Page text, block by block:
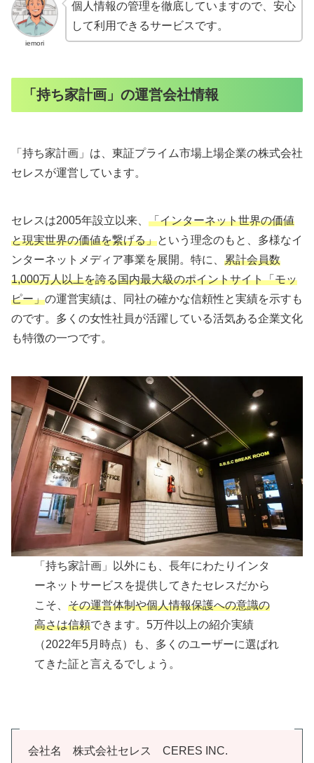
iemori
個人情報の管理を徹底していますので、安心
して利用できるサービスです。
「持ち家計画」の運営会社情報
「持ち家計画」は、東証プライム市場上場企業の株式会社
セレスが運営しています。
セレスは2005年設立以来、 「インターネット世界の価値
と現実世界の価値を繋げる」という理念のもと、多様なイ
ンターネットメディア事業を展開。特に、 累計会員数
1,000万人以上を誇る国内最大級のポイントサイト「モッ
ピー」の運営実績は、同社の確かな信頼性と実績を示すも
のです。多くの女性社員が活躍している活気ある企業文化
も特徴の一つです。
「持ち家計画」以外にも、長年にわたりインタ
ーネットサービスを提供してきたセレスだから
こそ、その運営体制や個人情報保護への意識の
高さは信頼できます。5万件以上の紹介実績
（2022年5月時点）も、多くのユーザーに選ばれ
てきた証と言えるでしょう。
会社名 株式会社セレス CERES INC.